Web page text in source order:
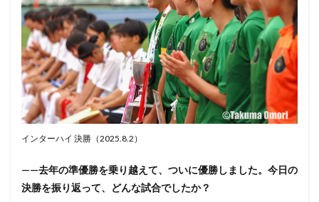
インターハイ 決勝（2025.8.2）
——去年の準優勝を乗り越えて、ついに優勝しました。今日の
決勝を振り返って、どんな試合でしたか？